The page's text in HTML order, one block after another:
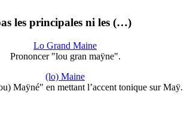
les principales ni les (…)
Lo Grand Maine
Prononcer "lou gran maÿne".
(lo) Maine
Maÿné" en mettant l’accent tonique sur Maÿ.